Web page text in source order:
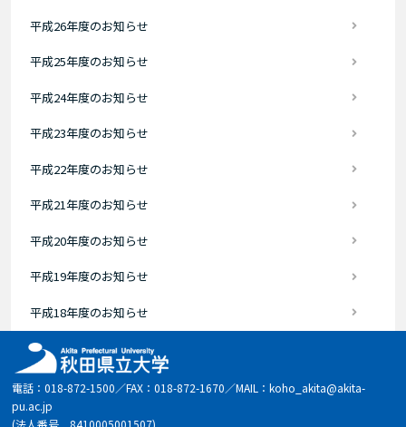
平成26年度のお知らせ
平成25年度のお知らせ
平成24年度のお知らせ
平成23年度のお知らせ
平成22年度のお知らせ
平成21年度のお知らせ
平成20年度のお知らせ
平成19年度のお知らせ
平成18年度のお知らせ
電話：018-872-1500／FAX：018-872-1670／MAIL：koho_akita@akita-
pu.ac.jp